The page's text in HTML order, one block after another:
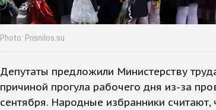
Photo: Prisnilos.su
Депутаты предложили Министерству
причиной прогула рабочего дня из-за
сентября. Народные избранники считают,